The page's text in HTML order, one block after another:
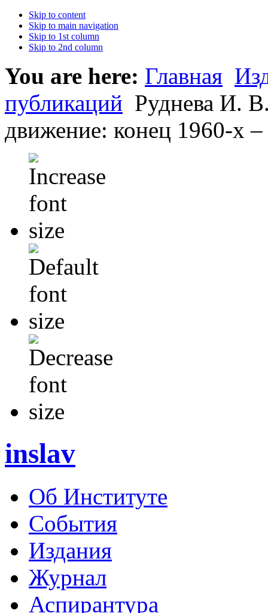
Skip to content
Skip to main navigation
Skip to 1st column
Skip to 2nd column
You are here: Главная
публикаций Руднева И.
движение: конец 1960-х –
inslav
Об Институте
События
Издания
Журнал
Аспирантура